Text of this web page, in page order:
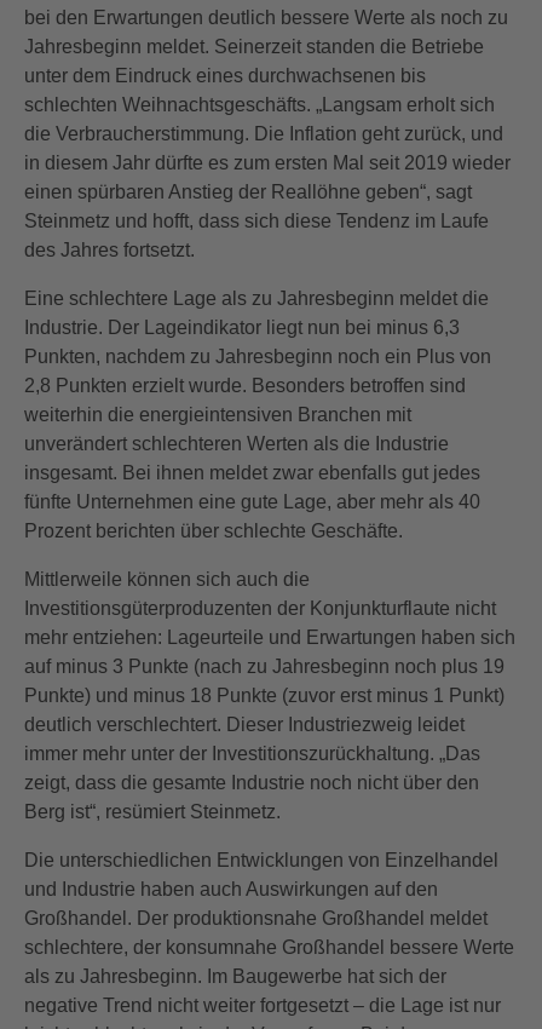
bei den Erwartungen deutlich bessere Werte als noch zu
Jahresbeginn meldet. Seinerzeit standen die Betriebe
unter dem Eindruck eines durchwachsenen bis
schlechten Weihnachtsgeschäfts. „Langsam erholt sich
die Verbraucherstimmung. Die Inflation geht zurück, und
in diesem Jahr dürfte es zum ersten Mal seit 2019 wieder
einen spürbaren Anstieg der Reallöhne geben“, sagt
Steinmetz und hofft, dass sich diese Tendenz im Laufe
des Jahres fortsetzt.
Eine schlechtere Lage als zu Jahresbeginn meldet die
Industrie. Der Lageindikator liegt nun bei minus 6,3
Punkten, nachdem zu Jahresbeginn noch ein Plus von
2,8 Punkten erzielt wurde. Besonders betroffen sind
weiterhin die energieintensiven Branchen mit
unverändert schlechteren Werten als die Industrie
insgesamt. Bei ihnen meldet zwar ebenfalls gut jedes
fünfte Unternehmen eine gute Lage, aber mehr als 40
Prozent berichten über schlechte Geschäfte.
Mittlerweile können sich auch die
Investitionsgüterproduzenten der Konjunkturflaute nicht
mehr entziehen: Lageurteile und Erwartungen haben sich
auf minus 3 Punkte (nach zu Jahresbeginn noch plus 19
Punkte) und minus 18 Punkte (zuvor erst minus 1 Punkt)
deutlich verschlechtert. Dieser Industriezweig leidet
immer mehr unter der Investitionszurückhaltung. „Das
zeigt, dass die gesamte Industrie noch nicht über den
Berg ist“, resümiert Steinmetz.
Die unterschiedlichen Entwicklungen von Einzelhandel
und Industrie haben auch Auswirkungen auf den
Großhandel. Der produktionsnahe Großhandel meldet
schlechtere, der konsumnahe Großhandel bessere Werte
als zu Jahresbeginn. Im Baugewerbe hat sich der
negative Trend nicht weiter fortgesetzt – die Lage ist nur